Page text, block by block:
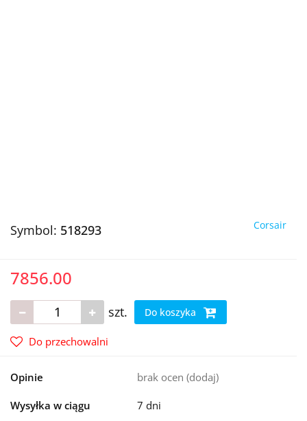
Symbol: 518293 Corsair
7856.00
szt. Do koszyka
Do przechowalni
Opinie brak ocen (dodaj)
Wysyłka w ciągu 7 dni